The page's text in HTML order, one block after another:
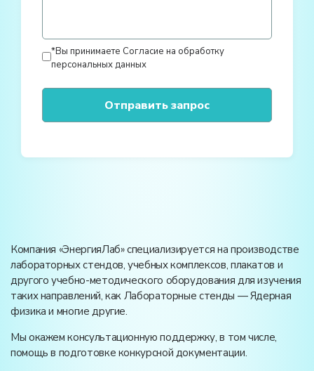
*Вы принимаете Согласие на обработку
персональных данных
Компания «ЭнергияЛаб» специализируется на производстве
лабораторных стендов, учебных комплексов, плакатов и
другого учебно-методического оборудования для изучения
таких направлений, как Лабораторные стенды — Ядерная
физика и многие другие.
Мы окажем консультационную поддержку, в том числе,
помощь в подготовке конкурсной документации.